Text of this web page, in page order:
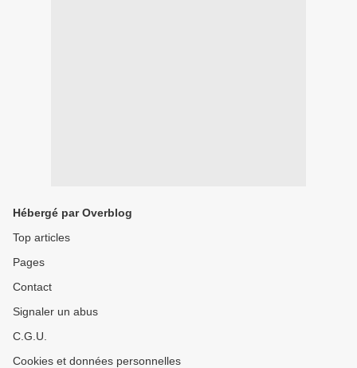
Hébergé par Overblog
Top articles
Pages
Contact
Signaler un abus
C.G.U.
Cookies et données personnelles